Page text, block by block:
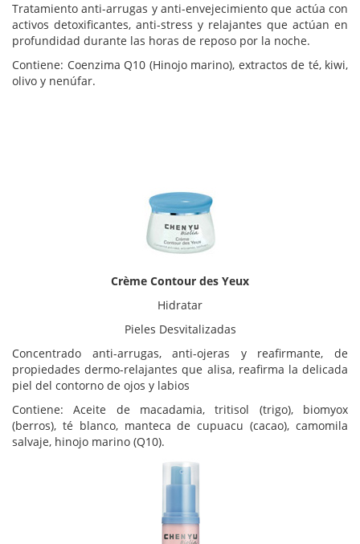
Tratamiento anti-arrugas y anti-envejecimiento que actúa con
activos detoxificantes, anti-stress y relajantes que actúan en
profundidad durante las horas de reposo por la noche.
Contiene: Coenzima Q10 (Hinojo marino), extractos de té, kiwi,
olivo y nenúfar.
Crème Contour des Yeux
Hidratar
Pieles Desvitalizadas
Concentrado anti-arrugas, anti-ojeras y reafirmante, de
propiedades dermo-relajantes que alisa, reafirma la delicada
piel del contorno de ojos y labios
Contiene: Aceite de macadamia, tritisol (trigo), biomyox
(berros), té blanco, manteca de cupuacu (cacao), camomila
salvaje, hinojo marino (Q10).